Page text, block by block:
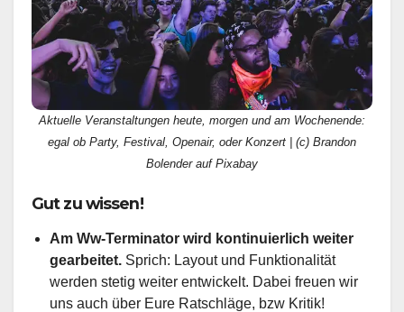
Aktuelle Veranstaltungen heute, morgen und am Wochenende:
egal ob Party, Festival, Openair, oder Konzert | (c) Brandon
Bolender auf Pixabay
Gut zu wissen!
Am Ww-Terminator wird kontinuierlich weiter
gearbeitet. Sprich: Layout und Funktionalität
werden stetig weiter entwickelt. Dabei freuen wir
uns auch über Eure Ratschläge, bzw Kritik!